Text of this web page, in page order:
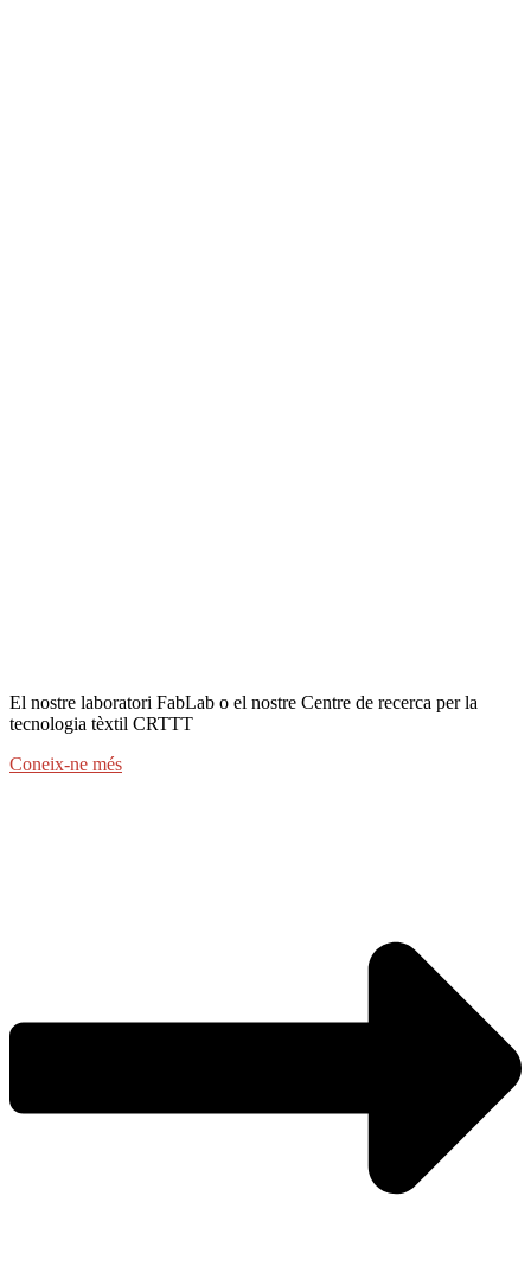
El nostre laboratori FabLab o el nostre Centre de recerca per la
tecnologia tèxtil CRTTT
Coneix-ne més